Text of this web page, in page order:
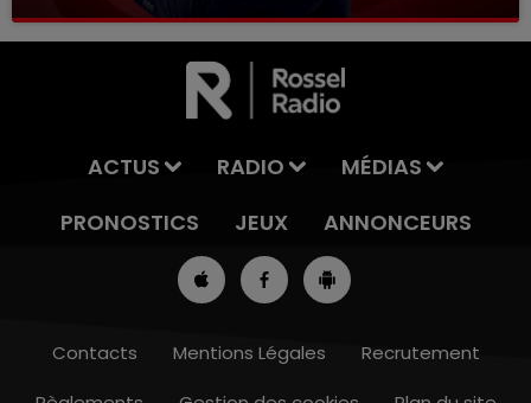
ACTUS RADIO
MÉDIAS
PRONOSTICS
JEUX ANNONCEURS
Contacts Mentions Légales
Recrutement